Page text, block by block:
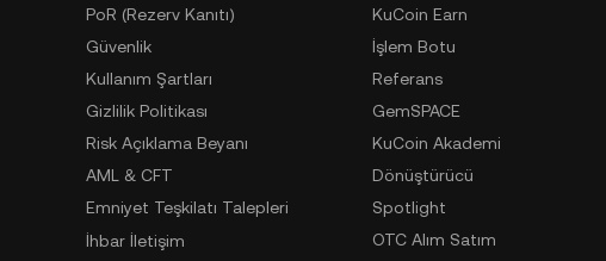
PoR (Rezerv Kanıtı)
Güvenlik
Kullanım Şartları
Gizlilik Politikası
Risk Açıklama Beyanı
AML & CFT
Emniyet Teşkilatı Talepleri
İhbar İletişim
KuCoin Earn
İşlem Botu
Referans
GemSPACE
KuCoin Akademi
Dönüştürücü
Spotlight
OTC Alım Satım